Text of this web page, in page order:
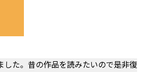
した。昔の作品を読みたいので是非復